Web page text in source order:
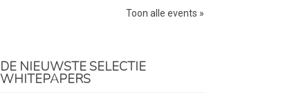
Toon alle events »
DE NIEUWSTE SELECTIE
WHITEPAPERS